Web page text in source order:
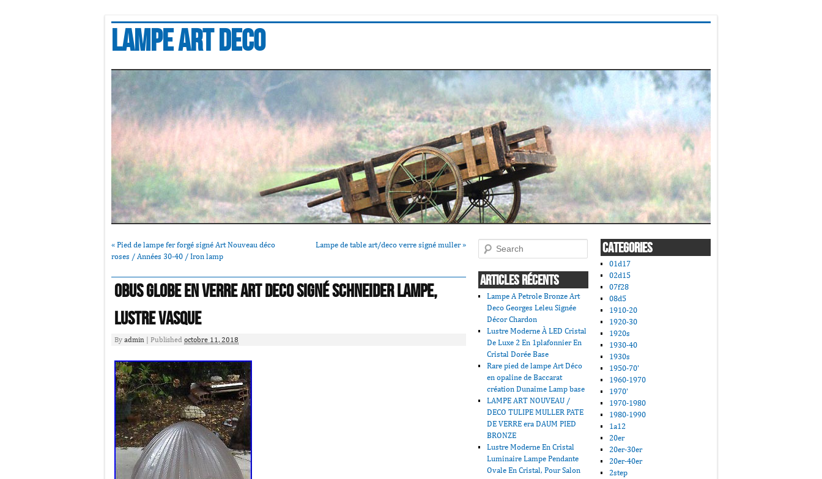
Lampe art deco
« Pied de lampe fer forgé signé Art Nouveau déco
roses / Années 30-40 / Iron lamp
Lampe de table art/deco verre signé muller»
OBUS Globe EN VERRE ART DECO Signé SCHNEIDER Lampe,
lustre vasque
By admin Published octobre 11, 2018
Search
ARTICLES RÉCENTS
Lampe A Petrole Bronze Art
Deco Georges Leleu Signée
Décor Chardon
Lustre Moderne À LED Cristal
De Luxe 2 En 1plafonnier En
Cristal Dorée Base
Rare pied de lampe Art Déco
en opaline de Baccarat
création Dunaime Lamp base
LAMPE ART NOUVEAU /
DECO TULIPE MULLER PATE
DE VERRE era DAUM PIED
BRONZE
Lustre Moderne En Cristal
Luminaire Lampe Pendante
Ovale En Cristal, Pour Salon
CATEGORIES
01d17
02d15
07f28
08d5
1910-20
1920-30
1920s
1930-40
1930s
1950-70'
1960-1970
1970'
1970-1980
1980-1990
1a12
20er
20er-30er
20er-40er
2step